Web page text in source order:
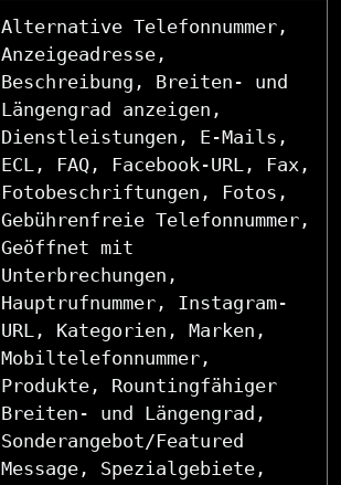
Alternative Telefonnummer,
Anzeigeadresse,
Beschreibung, Breiten- und
Längengrad anzeigen,
Dienstleistungen, E-Mails,
ECL, FAQ, Facebook-URL, Fax,
Fotobeschriftungen, Fotos,
Gebührenfreie Telefonnummer,
Geöffnet mit
Unterbrechungen,
Hauptrufnummer, Instagram-
URL, Kategorien, Marken,
Mobiltelefonnummer,
Produkte, Rountingfähiger
Breiten- und Längengrad,
Sonderangebot/Featured
Message, Spezialgebiete,